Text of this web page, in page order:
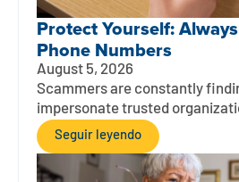
Protect Yourself:
Phone Numbers
August 5, 2026
Scammers are constantly
impersonate trusted
Seguir leyendo